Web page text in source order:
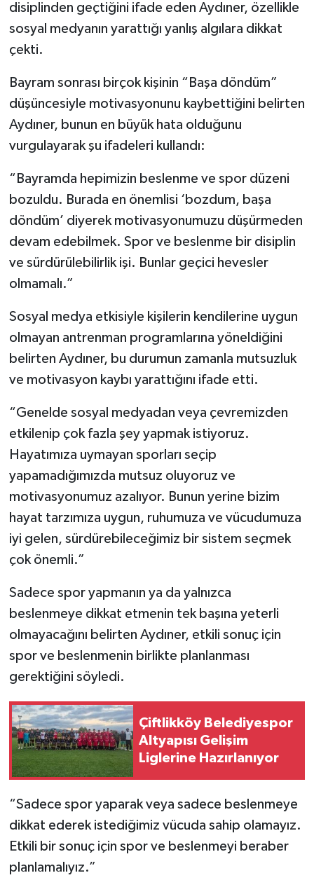
disiplinden geçtiğini ifade eden Aydıner, özellikle
sosyal medyanın yarattığı yanlış algılara dikkat
çekti.
Bayram sonrası birçok kişinin “Başa döndüm”
düşüncesiyle motivasyonunu kaybettiğini belirten
Aydıner, bunun en büyük hata olduğunu
vurgulayarak şu ifadeleri kullandı:
“Bayramda hepimizin beslenme ve spor düzeni
bozuldu. Burada en önemlisi ‘bozdum, başa
döndüm’ diyerek motivasyonumuzu düşürmeden
devam edebilmek. Spor ve beslenme bir disiplin
ve sürdürülebilirlik işi. Bunlar geçici hevesler
olmamalı.”
Sosyal medya etkisiyle kişilerin kendilerine uygun
olmayan antrenman programlarına yöneldiğini
belirten Aydıner, bu durumun zamanla mutsuzluk
ve motivasyon kaybı yarattığını ifade etti.
“Genelde sosyal medyadan veya çevremizden
etkilenip çok fazla şey yapmak istiyoruz.
Hayatımıza uymayan sporları seçip
yapamadığımızda mutsuz oluyoruz ve
motivasyonumuz azalıyor. Bunun yerine bizim
hayat tarzımıza uygun, ruhumuza ve vücudumuza
iyi gelen, sürdürebileceğimiz bir sistem seçmek
çok önemli.”
Sadece spor yapmanın ya da yalnızca
beslenmeye dikkat etmenin tek başına yeterli
olmayacağını belirten Aydıner, etkili sonuç için
spor ve beslenmenin birlikte planlanması
gerektiğini söyledi.
Çiftlikköy Belediyespor
Altyapısı Gelişim
Liglerine Hazırlanıyor
“Sadece spor yaparak veya sadece beslenmeye
dikkat ederek istediğimiz vücuda sahip olamayız.
Etkili bir sonuç için spor ve beslenmeyi beraber
planlamalıyız.”